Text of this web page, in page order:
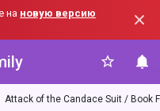
на новую версию
Attack of the Candace Suit / Book